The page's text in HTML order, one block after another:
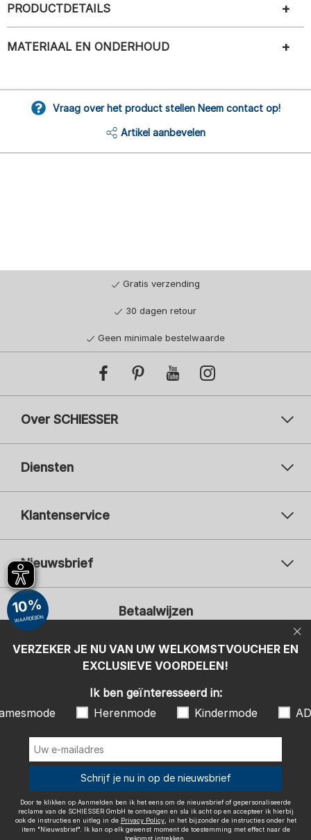
PRODUCTDETAILS
MATERIAAL EN ONDERHOUD
Vraag over het product stellen Neem contact op!
Artikel aanbevelen
Gratis verzending
30 dagen retour
Geen minimale bestelwaarde
Over SCHIESSER
Diensten
Klantenservice
Nieuwsbrief
Uw e-mailadres
Ik ben geïnteresseerd in:
Damesmode
Herenmode
Kindermode
Door te klikken op Aanmelden ben ik het eens om de nieuwsbrief of
gepersonaliseerde reclame van de SCHIESSER GmbH te ontvangen en
"Nieuwsbrief". Ik kan op elk gewenst moment de toestemming met
effect naar de toekomst intrekken.
Betaalwijzen
Wij bezorgen met
Colofon Algemene voorwaarden
Herroepingsrecht
VERZEKER JE NU VAN UW WELKOMSTVOUCHER EN
EXCLUSIEVE VOORDELEN!
10%
WAARDEBON
Ik ben geïnteresseerd in:
Herenmode Kindermode
Schrijf je nu in op de nieuwsbrief
Door te klikken op Aanmelden ben ik het eens om de nieuwsbrief of gepersonaliseerde
reclame van de SCHIESSER GmbH te ontvangen en sla ik acht op en accepteer ik hierbij
ook de instructies en uitleg in de Privacy Policy, in het bijzonder de instructies onder het
item "Nieuwsbrief". Ik kan op elk gewenst moment de toestemming met effect naar de
toekomst intrekken.